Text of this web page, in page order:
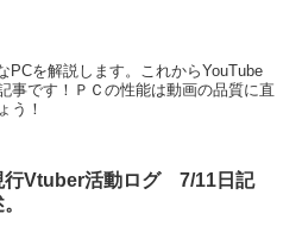
PCを解説します。これからYouTube
事です！ＰＣの性能は動画の品質に直
う！
行Vtuber活動ログ 7/11日記